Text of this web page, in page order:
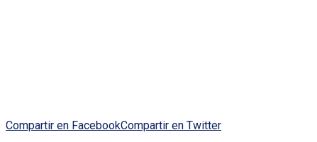
Compartir en FacebookCompartir en Twitter